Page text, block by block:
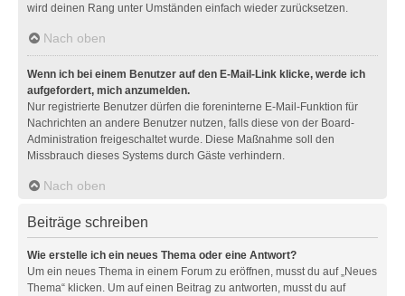
wird deinen Rang unter Umständen einfach wieder zurücksetzen.
Nach oben
Wenn ich bei einem Benutzer auf den E-Mail-Link klicke, werde ich
aufgefordert, mich anzumelden.
Nur registrierte Benutzer dürfen die foreninterne E-Mail-Funktion für
Nachrichten an andere Benutzer nutzen, falls diese von der Board-
Administration freigeschaltet wurde. Diese Maßnahme soll den
Missbrauch dieses Systems durch Gäste verhindern.
Nach oben
Beiträge schreiben
Wie erstelle ich ein neues Thema oder eine Antwort?
Um ein neues Thema in einem Forum zu eröffnen, musst du auf „Neues
Thema“ klicken. Um auf einen Beitrag zu antworten, musst du auf